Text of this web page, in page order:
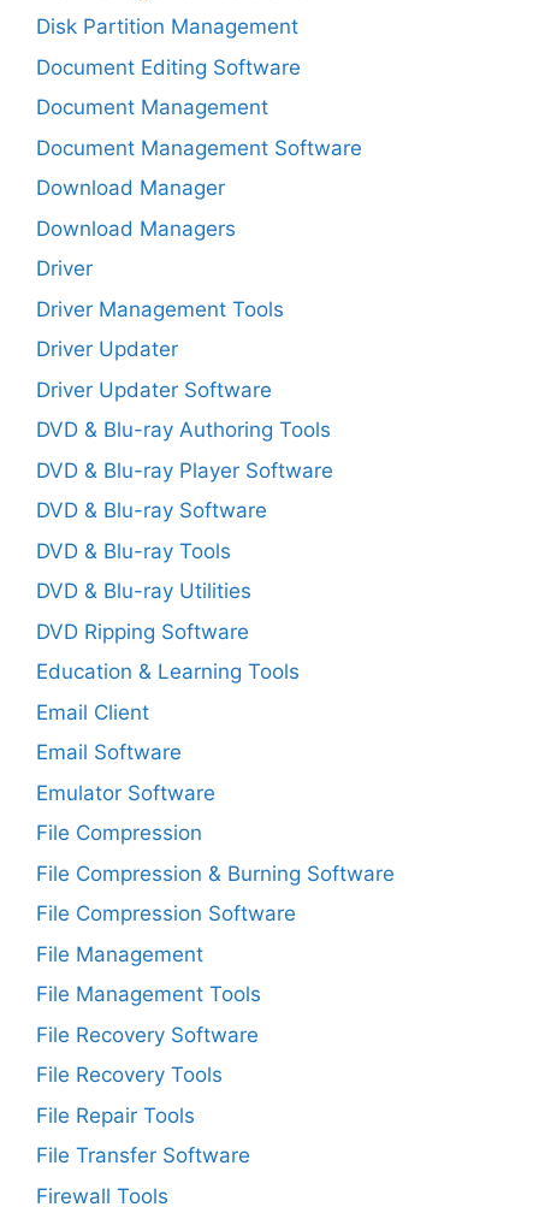
Disk Partition Management
Document Editing Software
Document Management
Document Management Software
Download Manager
Download Managers
Driver
Driver Management Tools
Driver Updater
Driver Updater Software
DVD & Blu-ray Authoring Tools
DVD & Blu-ray Player Software
DVD & Blu-ray Software
DVD & Blu-ray Tools
DVD & Blu-ray Utilities
DVD Ripping Software
Education & Learning Tools
Email Client
Email Software
Emulator Software
File Compression
File Compression & Burning Software
File Compression Software
File Management
File Management Tools
File Recovery Software
File Recovery Tools
File Repair Tools
File Transfer Software
Firewall Tools